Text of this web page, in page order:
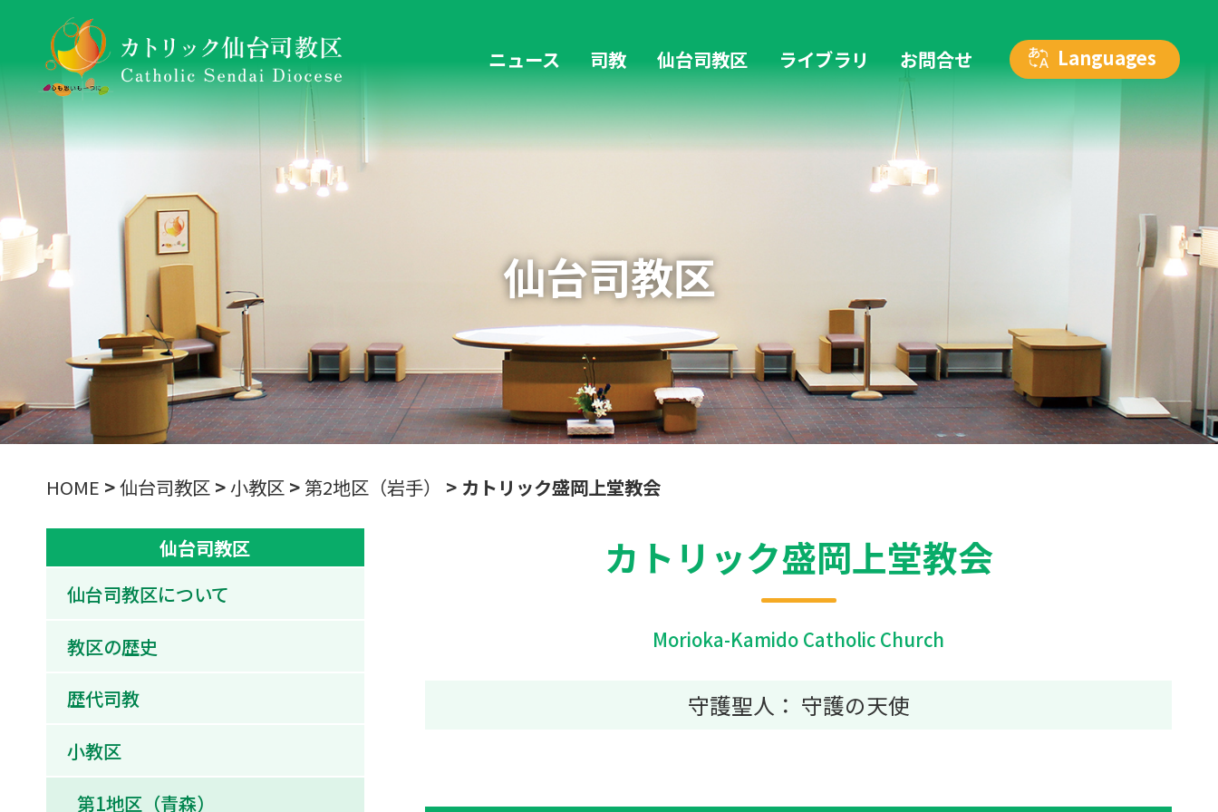
ニュース 司教 仙台司教区 ライブラリ お問合せ
仙台司教区
HOME >仙台司教区 >小教区 > 第2地区（岩手） > カトリック盛岡上堂教会
カトリック盛岡上堂教会
Morioka-Kamido Catholic Church
守護聖人： 守護の天使
仙台司教区
仙台司教区について
教区の歴史
歴代司教
小教区
第1地区（青森）